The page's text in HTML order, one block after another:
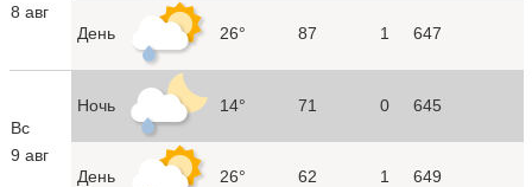
8 авг
День 26° 87 1 647
Вс
9 авг
Ночь 14° 71 0 645
День 26° 62 1 649